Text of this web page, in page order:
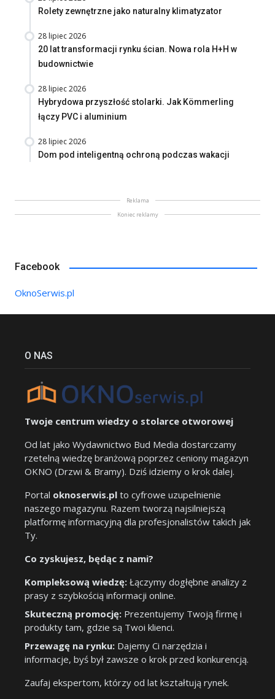
Rolety zewnętrzne jako naturalny klimatyzator
28 lipiec 2026
20 lat transformacji rynku ścian. Nowa rola H+H w
budownictwie
28 lipiec 2026
Hybrydowa przyszłość stolarki. Jak Kömmerling
łączy PVC i aluminium
28 lipiec 2026
Dom pod inteligentną ochroną podczas wakacji
Reklama
Koniec reklamy
Facebook
OknoSerwis.pl
O NAS
Twoje centrum wiedzy o stolarce otworowej
Od lat jako Wydawnictwo Bud Media dostarczamy
rzetelną wiedzę branżową poprzez ceniony magazyn
OKNO (Drzwi & Bramy). Dziś idziemy o krok dalej.
Portal oknoserwis.pl to cyfrowe uzupełnienie
naszego magazynu. Razem tworzą najsilniejszą
platformę informacyjną dla profesjonalistów takich jak
Ty.
Co zyskujesz, będąc z nami?
Kompleksową wiedzę: Łączymy dogłębne analizy z
prasy z szybkością informacji online.
Skuteczną promocję: Prezentujemy Twoją firmę i
produkty tam, gdzie są Twoi klienci.
Przewagę na rynku: Dajemy Ci narzędzia i
informacje, byś był zawsze o krok przed konkurencją.
Zaufaj ekspertom, którzy od lat kształtują rynek.